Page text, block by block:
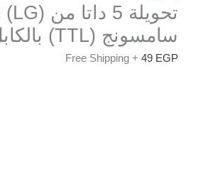
سامسونج (TTL) بالكابل
49 EGP
+ Free Shipping